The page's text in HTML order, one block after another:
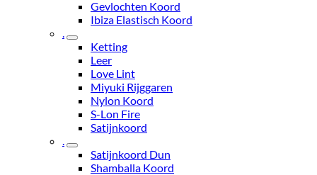
Gevlochten Koord
Ibiza Elastisch Koord
.
Ketting
Leer
Love Lint
Miyuki Rijggaren
Nylon Koord
S-Lon Fire
Satijnkoord
.
Satijnkoord Dun
Shamballa Koord